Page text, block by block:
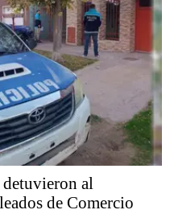
al
de Comercio